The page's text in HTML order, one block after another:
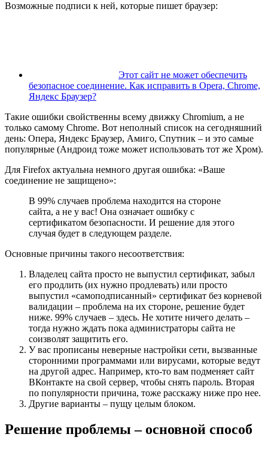
Возможные подписи к ней, которые пишет браузер:
Этот сайт не может обеспечить
безопасное соединение. Как исправить в Opera, Chrome,
Яндекс Браузер?
Такие ошибки свойственны всему движку Chromium, а не
только самому Chrome. Вот неполный список на сегодняшний
день: Опера, Яндекс Браузер, Амиго, Спутник – и это самые
популярные (Андроид тоже может использовать тот же Хром).
Для Firefox актуальна немного другая ошибка: «Ваше
соединение не защищено»:
В 99% случаев проблема находится на стороне
сайта, а не у вас! Она означает ошибку с
сертификатом безопасности. И решение для этого
случая будет в следующем разделе.
Основные причины такого несоответствия:
Владелец сайта просто не выпустил сертификат, забыл
его продлить (их нужно продлевать) или просто
выпустил «самоподписанный» сертификат без корневой
валидации – проблема на их стороне, решение будет
ниже. 99% случаев – здесь. Не хотите ничего делать –
тогда нужно ждать пока администраторы сайта не
соизволят защитить его.
У вас прописаны неверные настройки сети, вызванные
сторонними программами или вирусами, которые ведут
на другой адрес. Например, кто-то вам подменяет сайт
ВКонтакте на свой сервер, чтобы снять пароль. Вторая
по популярности причина, тоже расскажу ниже про нее.
Другие варианты – пущу целым блоком.
Решение проблемы – основной способ